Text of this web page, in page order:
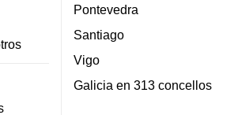
Pontevedra
Santiago
Vigo
Galicia en 313 concellos